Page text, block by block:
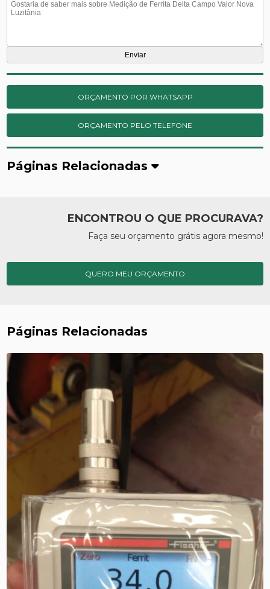
ORÇAMENTO POR WHATSAPP
ORÇAMENTO PELO TELEFONE
Páginas Relacionadas
ENCONTROU O QUE PROCURAVA?
Faça seu orçamento grátis agora mesmo!
QUERO MEU ORÇAMENTO
Páginas Relacionadas